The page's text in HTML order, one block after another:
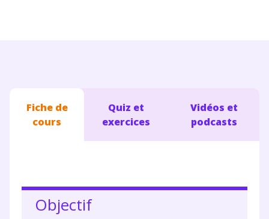
Fiche de
cours
Quiz et
exercices
Vidéos et
podcasts
Objectif